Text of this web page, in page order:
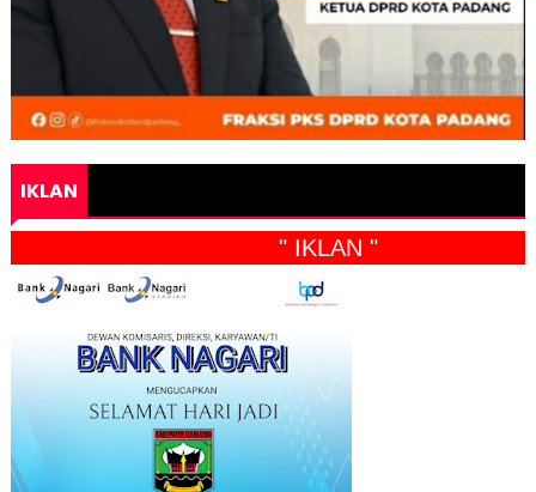
IKLAN
" IKLAN "